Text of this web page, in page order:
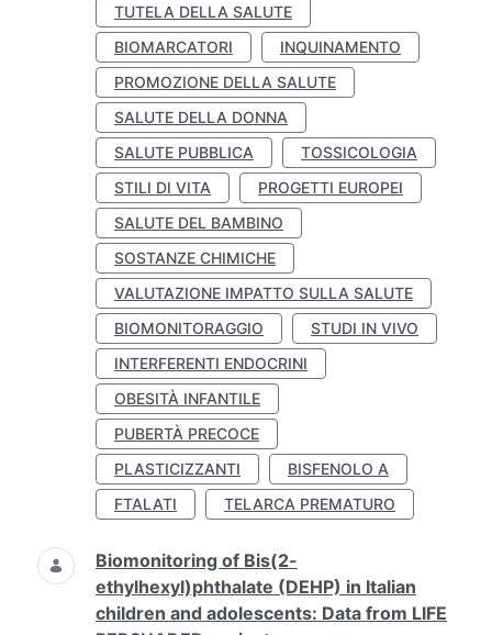
TUTELA DELLA SALUTE
BIOMARCATORI
INQUINAMENTO
PROMOZIONE DELLA SALUTE
SALUTE DELLA DONNA
SALUTE PUBBLICA
TOSSICOLOGIA
STILI DI VITA
PROGETTI EUROPEI
SALUTE DEL BAMBINO
SOSTANZE CHIMICHE
VALUTAZIONE IMPATTO SULLA SALUTE
BIOMONITORAGGIO
STUDI IN VIVO
INTERFERENTI ENDOCRINI
OBESITÀ INFANTILE
PUBERTÀ PRECOCE
PLASTICIZZANTI
BISFENOLO A
FTALATI
TELARCA PREMATURO
Biomonitoring of Bis(2-
ethylhexyl)phthalate (DEHP) in Italian
children and adolescents: Data from LIFE